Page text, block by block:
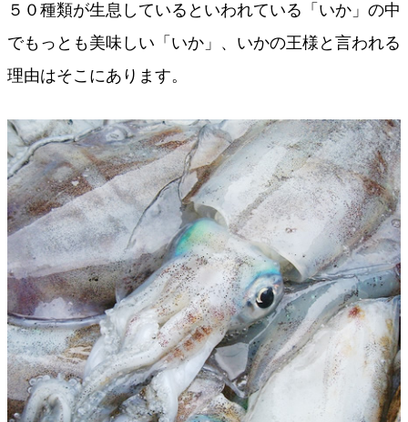
５０種類が生息しているといわれている「いか」の中
でもっとも美味しい「いか」、いかの王様と言われる
理由はそこにあります。